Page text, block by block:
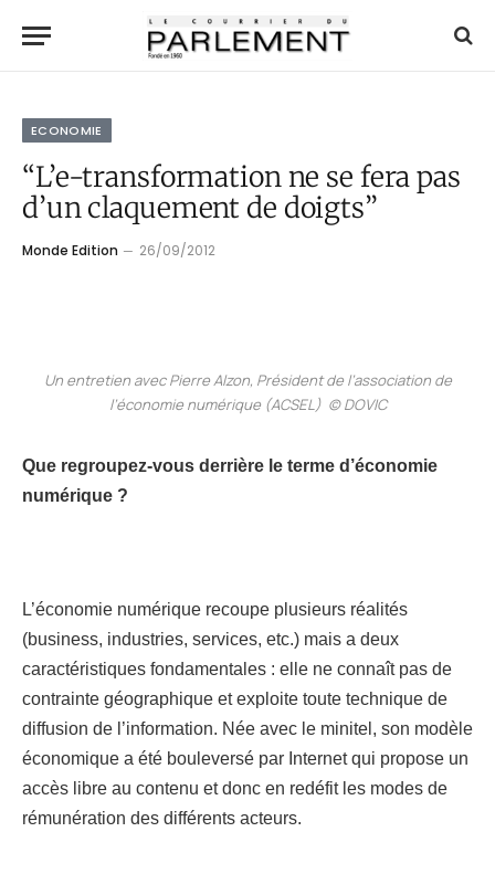
ECONOMIE
“L’e-transformation ne se fera pas
d’un claquement de doigts”
Monde Edition 26/09/2012
Un entretien avec Pierre Alzon, Président de l’association de
l’économie numérique (ACSEL) © DOVIC
Que regroupez-vous derrière le terme d’économie
numérique ?
L’économie numérique recoupe plusieurs réalités
(business, industries, services, etc.) mais a deux
caractéristiques fondamentales : elle ne connaît pas de
contrainte géographique et exploite toute technique de
diffusion de l’information. Née avec le minitel, son modèle
économique a été bouleversé par Internet qui propose un
accès libre au contenu et donc en redéfit les modes de
rémunération des différents acteurs.